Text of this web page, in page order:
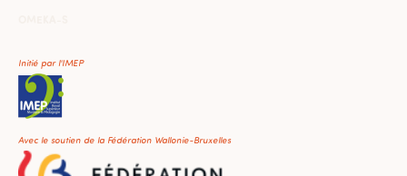
Initié par l'IMEP
Avec le soutien de la Fédération Wallonie-Bruxelles